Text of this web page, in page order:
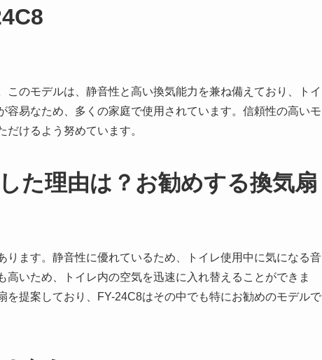
のモデルは、静音性と高い換気能力を兼ね備えており、トイ
易なため、多くの家庭で使用されています。信頼性の高いモ
けるよう努めています。
た理由は？お勧めする換気扇
ます。静音性に優れているため、トイレ使用中に気になる音
いため、トイレ内の空気を迅速に入れ替えることができま
提案しており、FY-24C8はその中でも特にお勧めのモデルで